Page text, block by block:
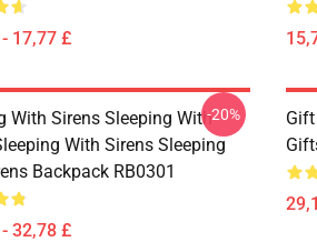
17,77 £
With Sirens Sleeping With
With Sirens Sleeping
Backpack RB0301
32,78 £
-20%